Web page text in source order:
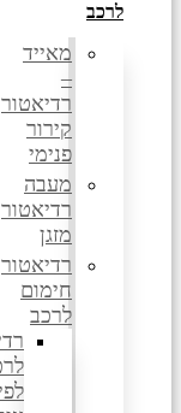
לרכב
מאייד
–
רדיאטור
קירור
פנימי
מעבה
רדיאטור
מזגן
רדיאטור
חימום
לרכב